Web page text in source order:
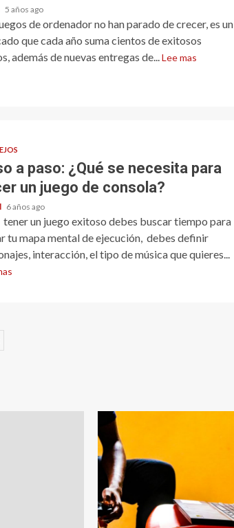
5 años ago
de ordenador no han parado de crecer, es un
que cada año suma cientos de exitosos
además de nuevas entregas de... Lee mas
a paso: ¿Qué se necesita para
un juego de consola?
6 años ago
tener un juego exitoso debes buscar tiempo para
tu mapa mental de ejecución, debes definir
interacción, el tipo de música que quieres...